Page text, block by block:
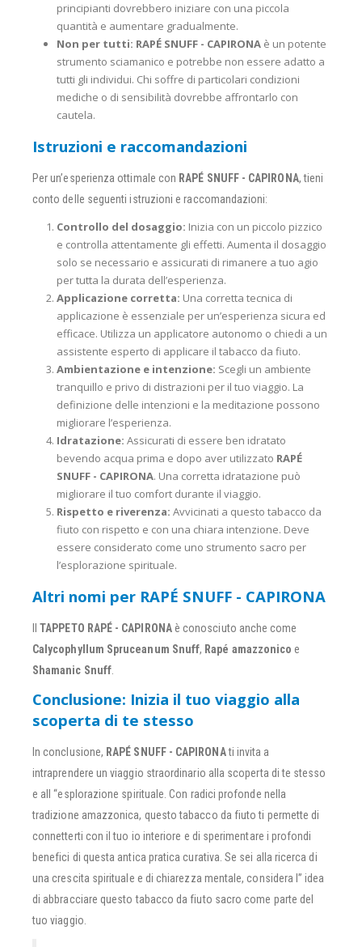
principianti dovrebbero iniziare con una piccola
quantità e aumentare gradualmente.
Non per tutti: RAPÉ SNUFF - CAPIRONAè un potente
strumento sciamanico e potrebbe non essere adatto a
tutti gli individui. Chi soffre di particolari condizioni
mediche o di sensibilità dovrebbe affrontarlo con
cautela.
Istruzioni e raccomandazioni
Per un’esperienza ottimale con RAPÉ SNUFF - CAPIRONA, tieni
conto delle seguenti istruzioni e raccomandazioni:
Controllo del dosaggio: Inizia con un piccolo pizzico
e controlla attentamente gli effetti. Aumenta il dosaggio
solo se necessario e assicurati di rimanere a tuo agio
per tutta la durata dell’esperienza.
Applicazione corretta: Una corretta tecnica di
applicazione è essenziale per un’esperienza sicura ed
efficace. Utilizza un applicatore autonomo o chiedi a un
assistente esperto di applicare il tabacco da fiuto.
Ambientazione e intenzione: Scegli un ambiente
tranquillo e privo di distrazioni per il tuo viaggio. La
definizione delle intenzioni e la meditazione possono
migliorare l’esperienza.
Idratazione: Assicurati di essere ben idratato
bevendo acqua prima e dopo aver utilizzato RAPÉ
SNUFF - CAPIRONA. Una corretta idratazione può
migliorare il tuo comfort durante il viaggio.
Rispetto e riverenza: Avvicinati a questo tabacco da
fiuto con rispetto e con una chiara intenzione. Deve
essere considerato come uno strumento sacro per
l’esplorazione spirituale.
Altri nomi per RAPÉ SNUFF - CAPIRONA
IlTAPPETO RAPÉ - CAPIRONAè conosciuto anche come
Calycophyllum Spruceanum Snuff, Rapé amazzonico e
Shamanic Snuff.
Conclusione: Inizia il tuo viaggio alla
scoperta di te stesso
In conclusione, RAPÉ SNUFF - CAPIRONAti invita a
intraprendere un viaggio straordinario alla scoperta di te stesso
e all “esplorazione spirituale. Con radici profonde nella
tradizione amazzonica, questo tabacco da fiuto ti permette di
connetterti con il tuo io interiore e di sperimentare i profondi
benefici di questa antica pratica curativa. Se sei alla ricerca di
una crescita spirituale e di chiarezza mentale, considera l” idea
di abbracciare questo tabacco da fiuto sacro come parte del
tuo viaggio.